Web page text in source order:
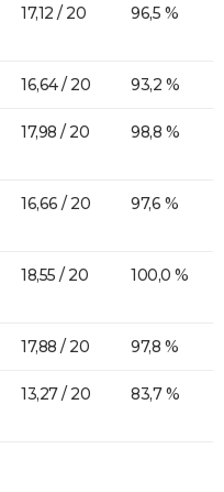
17,12 / 20 96,5 %
16,64 / 20 93,2 %
17,98 / 20 98,8 %
16,66 / 20 97,6 %
18,55 / 20 100,0 %
17,88 / 20 97,8 %
13,27 / 20 83,7 %